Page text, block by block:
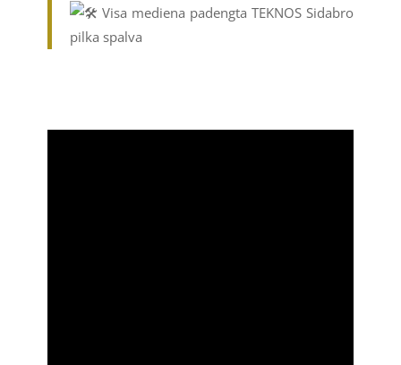
Visa mediena padengta TEKNOS Sidabro
pilka spalva